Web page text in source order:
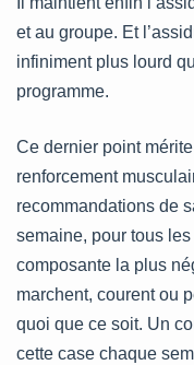
et au groupe. Et
infiniment plus lourd
programme.
Ce dernier point
renforcement
recommandations de
semaine, pour tous
composante la plus
marchent, courent ou
quoi que ce soit. Un
cette case chaque